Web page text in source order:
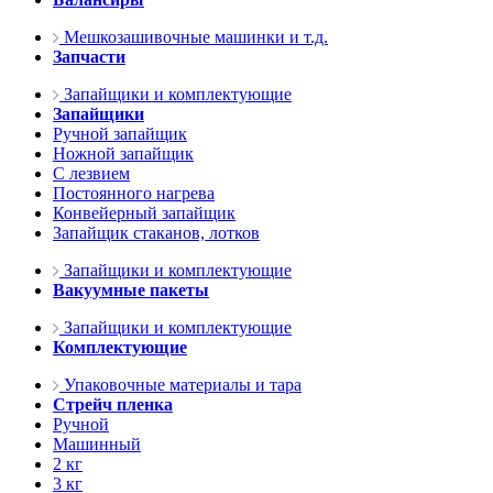
Мешкозашивочные машинки и т.д.
Запчасти
Запайщики и комплектующие
Запайщики
Ручной запайщик
Ножной запайщик
С лезвием
Постоянного нагрева
Конвейерный запайщик
Запайщик стаканов, лотков
Запайщики и комплектующие
Вакуумные пакеты
Запайщики и комплектующие
Комплектующие
Упаковочные материалы и тара
Стрейч пленка
Ручной
Машинный
2 кг
3 кг